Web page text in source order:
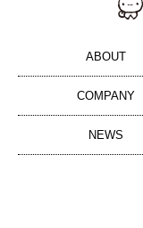
ABOUT
COMPANY
NEWS